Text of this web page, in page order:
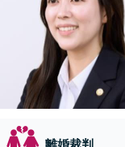
離婚裁判